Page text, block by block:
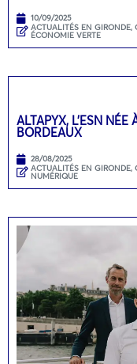
10/09/2025
ACTUALITÉS EN GIRONDE,
ÉCONOMIE VERTE
ALTAPYX, L’ESN
BORDEAUX
28/08/2025
ACTUALITÉS EN GIRONDE,
NUMÉRIQUE